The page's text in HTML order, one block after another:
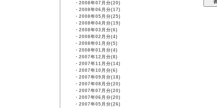
・ 2008年07月分(20)
・ 2008年06月分(17)
・ 2008年05月分(25)
・ 2008年04月分(19)
・ 2008年03月分(6)
・ 2008年02月分(4)
・ 2008年01月分(5)
・ 2008年01月分(4)
・ 2007年12月分(8)
・ 2007年11月分(14)
・ 2007年10月分(6)
・ 2007年09月分(18)
・ 2007年08月分(20)
・ 2007年07月分(20)
・ 2007年06月分(20)
・ 2007年05月分(26)